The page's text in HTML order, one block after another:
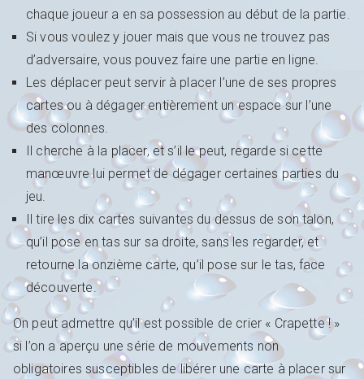
chaque joueur a en sa possession au début de la partie.
Si vous voulez y jouer mais que vous ne trouvez pas
d’adversaire, vous pouvez faire une partie en ligne.
Les déplacer peut servir à placer l’une de ses propres
cartes ou à dégager entièrement un espace sur l’une
des colonnes.
Il cherche à la placer, et s’il le peut, regarde si cette
manœuvre lui permet de dégager certaines parties du
jeu.
Il tire les dix cartes suivantes du dessus de son talon,
qu’il pose en tas sur sa droite, sans les regarder, et
retourne la onzième carte, qu’il pose sur le tas, face
découverte.
On peut admettre qu’il est possible de crier « Crapette ! »
si l’on a aperçu une série de mouvements non
obligatoires susceptibles de libérer une carte à placer sur